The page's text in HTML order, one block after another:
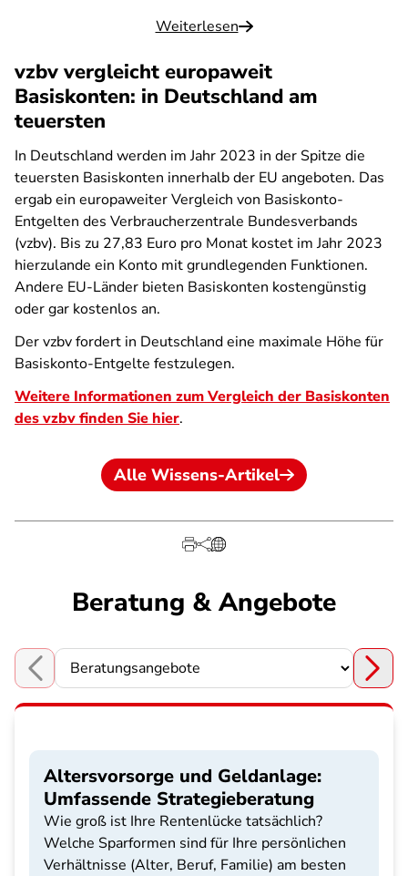
Weiterlesen
vzbv vergleicht europaweit
Basiskonten: in Deutschland am
teuersten
In Deutschland werden im Jahr 2023 in der Spitze die
teuersten Basiskonten innerhalb der EU angeboten. Das
ergab ein europaweiter Vergleich von Basiskonto-
Entgelten des Verbraucherzentrale Bundesverbands
(vzbv). Bis zu 27,83 Euro pro Monat kostet im Jahr 2023
hierzulande ein Konto mit grundlegenden Funktionen.
Andere EU-Länder bieten Basiskonten kostengünstig
oder gar kostenlos an.
Der vzbv fordert in Deutschland eine maximale Höhe für
Basiskonto-Entgelte festzulegen.
Weitere Informationen zum Vergleich der Basiskonten
des vzbv finden Sie hier.
Alle Wissens-Artikel
Beratung & Angebote
Choose a section
Altersvorsorge und Geldanlage:
Umfassende Strategieberatung
Wie groß ist Ihre Rentenlücke tatsächlich?
Welche Sparformen sind für Ihre persönlichen
Verhältnisse (Alter, Beruf, Familie) am besten